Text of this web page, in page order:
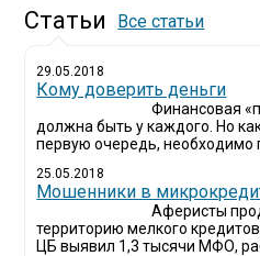
Статьи Все статьи
29.05.2018
Кому доверить деньги
Финансовая
должна быть у каждого. Но
первую очередь, необходимо
25.05.2018
Мошенники в
Аферисты
территорию мелкого
ЦБ выявил 1,3 тысячи МФО,